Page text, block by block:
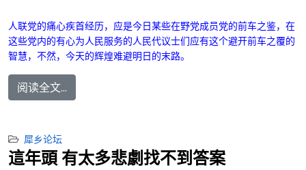
人联党的痛心疾首经历，应是今日某些在野党成员党的前车之鉴，在
这些党内的有心为人民服务的人民代议士们应有这个避开前车之覆的
智慧，不然，今天的辉煌难避明日的末路。
阅读全文...
犀乡论坛
這年頭 有太多悲劇找不到答案